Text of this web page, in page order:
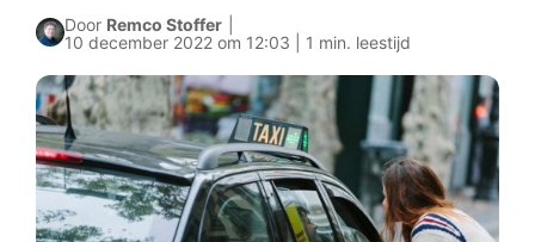
Door Remco Stoffer
10 december 2022 om 12:03 | 1 min. leestijd